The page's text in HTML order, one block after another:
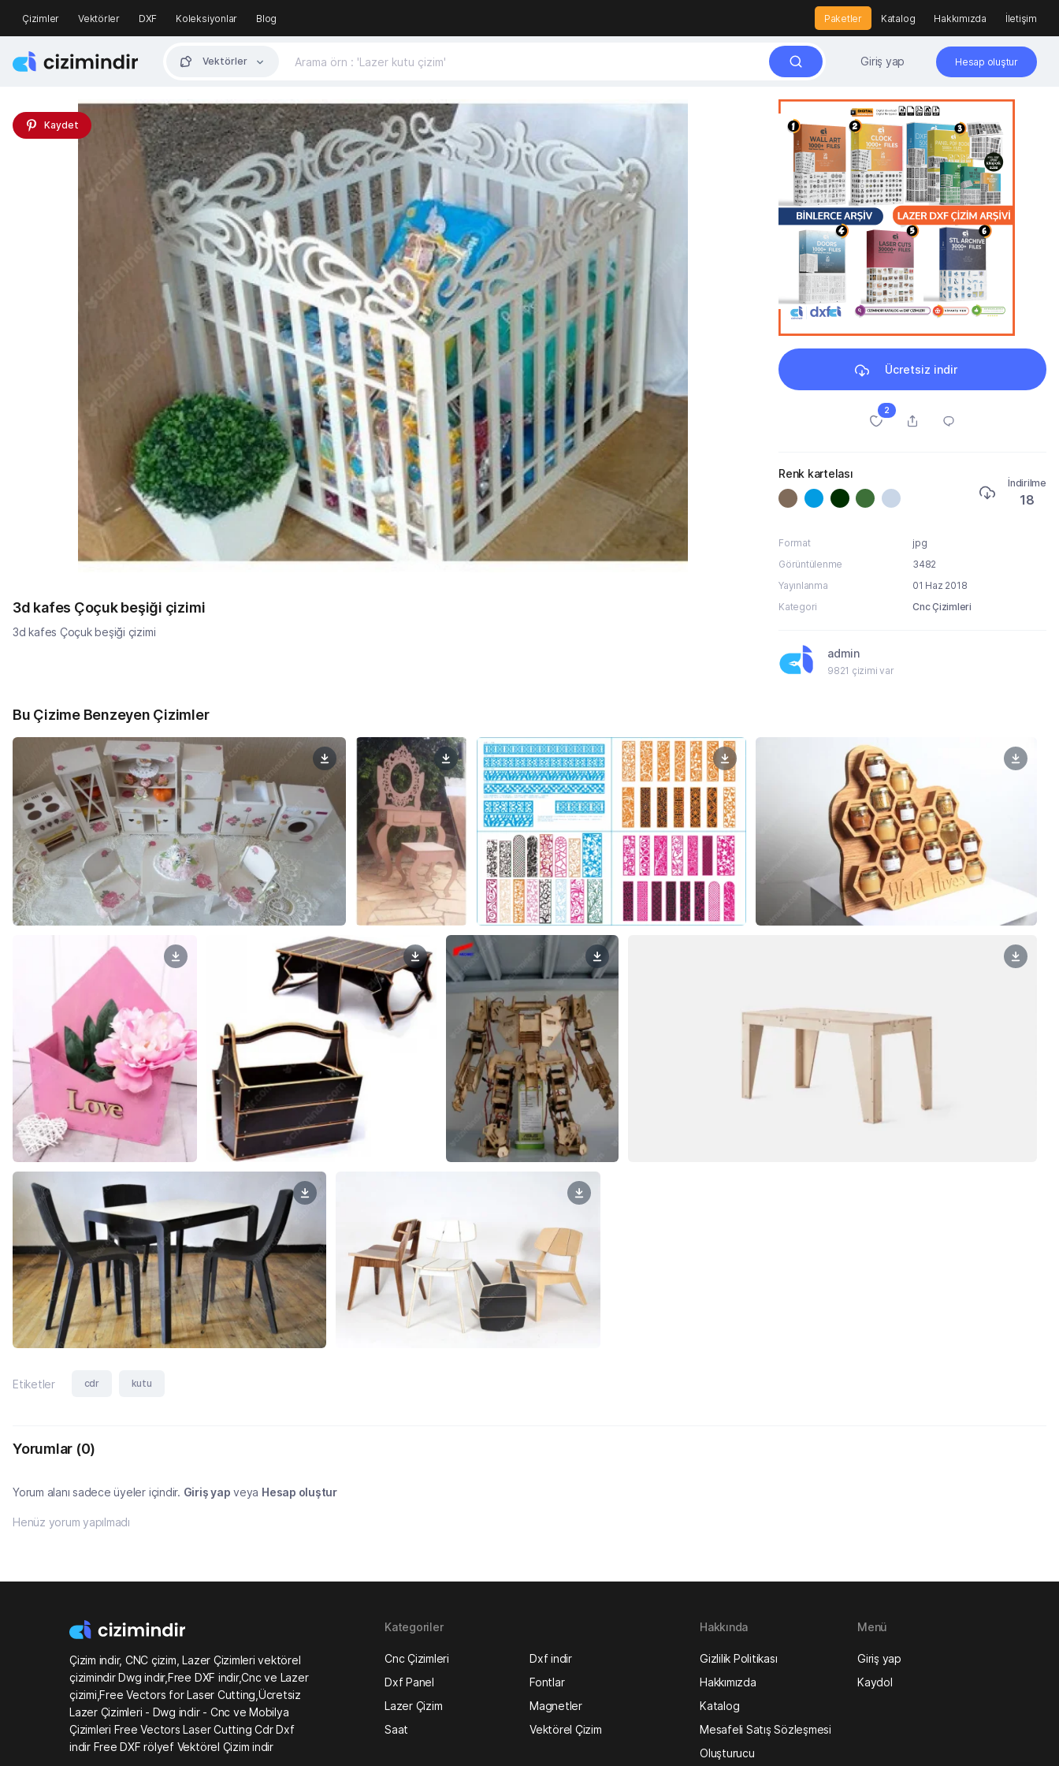
Çizimler Vektörler DXF Koleksiyonlar Blog Paketler Katalog Hakkımızda İletişim
Vektörler Giriş yap Hesap oluştur
Kaydet
3d kafes Çoçuk beşiği çizimi
3d kafes Çoçuk beşiği çizimi
Ücretsiz indir
2
Renk kartelası
İndirilme
18
Format
jpg
Görüntülenme
3482
Yayınlanma
01 Haz 2018
Kategori
Cnc Çizimleri
admin
9821 çizimi var
Bu Çizime Benzeyen Çizimler
Etiketler cdr kutu
Yorumlar (0)
Yorum alanı sadece üyeler içindir. Giriş yap veya Hesap oluştur
Henüz yorum yapılmadı
Çizim indir, CNC çizim, Lazer Çizimleri vektörel
çizimindir Dwg indir,Free DXF indir,Cnc ve Lazer
çizimi,Free Vectors for Laser Cutting,Ücretsiz
Lazer Çizimleri - Dwg indir - Cnc ve Mobilya
Çizimleri Free Vectors Laser Cutting Cdr Dxf
indir Free DXF rölyef Vektörel Çizim indir
Kategoriler
Cnc Çizimleri
Dxf indir
Dxf Panel
Fontlar
Lazer Çizim
Magnetler
Saat
Vektörel Çizim
Hakkında
Gizlilik Politikası
Hakkımızda
Katalog
Mesafeli Satış Sözleşmesi
Oluşturucu
Menü
Giriş yap
Kaydol